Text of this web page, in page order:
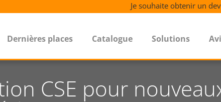
Je souhaite obtenir un
Dernières places Catalogue Solutions
CSE pour